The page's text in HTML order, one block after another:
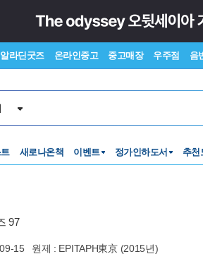
알라딘굿즈 온라인중고 중고매장 우주점 음
새로나온책 이벤트 정가인하도서 추천
97
15 원제 : EPITAPH東京 (2015년)